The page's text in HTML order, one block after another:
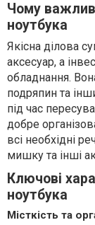
Чому
ноутбука
Якісна ділова
аксесуар, а
обладнання.
подряпин та
під час
добре
всі необхідні
мишку та інші
Ключові
ноутбука
Місткість та